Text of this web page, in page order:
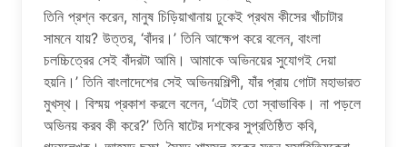
তিনি প্রশ্ন করেন, মানুষ চিড়িয়াখানায় ঢুকেই প্রথম কীসের খাঁচাটার
সামনে যায়? উত্তর, ‘বাঁদর।’ তিনি আক্ষেপ করে বলেন, বাংলা
চলচ্চিত্রের সেই বাঁদরটা আমি। আমাকে অভিনয়ের সুযোগই দেয়া
হয়নি।’ তিনি বাংলাদেশের সেই অভিনয়শিল্পী, যাঁর প্রায় গোটা মহাভারত
মুখস্থ। বিস্ময় প্রকাশ করলে বলেন, ‘এটাই তো স্বাভাবিক। না পড়লে
অভিনয় করব কী করে?’ তিনি ষাটের দশকের সুপ্রতিষ্ঠিত কবি,